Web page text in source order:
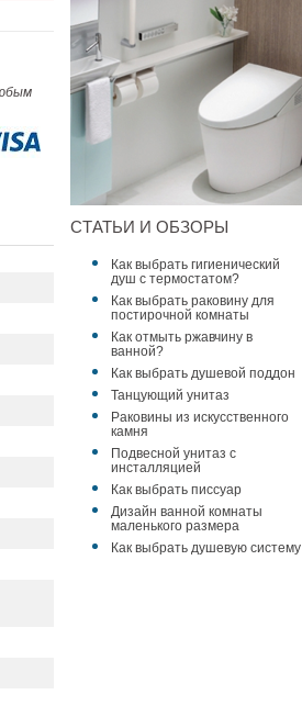
СТАТЬИ И ОБЗОРЫ
Как выбрать гигиенический
душ с термостатом?
Как выбрать раковину для
постирочной комнаты
Как отмыть ржавчину в
ванной?
Как выбрать душевой поддон
Танцующий унитаз
Раковины из искусственного
камня
Подвесной унитаз с
инсталляцией
Как выбрать писсуар
Дизайн ванной комнаты
маленького размера
Как выбрать душевую систему